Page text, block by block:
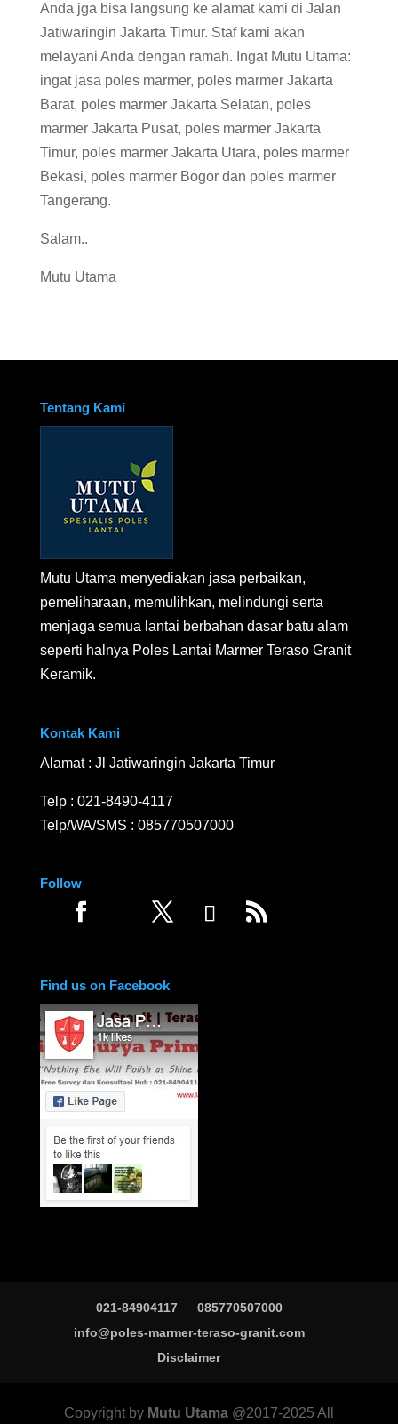
Anda jga bisa langsung ke alamat kami di Jalan
Jatiwaringin Jakarta Timur. Staf kami akan
melayani Anda dengan ramah. Ingat Mutu Utama:
ingat jasa poles marmer, poles marmer Jakarta
Barat, poles marmer Jakarta Selatan, poles
marmer Jakarta Pusat, poles marmer Jakarta
Timur, poles marmer Jakarta Utara, poles marmer
Bekasi, poles marmer Bogor dan poles marmer
Tangerang.
Salam..
Mutu Utama
Tentang Kami
Mutu Utama menyediakan jasa perbaikan,
pemeliharaan, memulihkan, melindungi serta
menjaga semua lantai berbahan dasar batu alam
seperti halnya Poles Lantai Marmer Teraso Granit
Keramik.
Kontak Kami
Alamat : Jl Jatiwaringin Jakarta Timur
Telp : 021-8490-4117
Telp/WA/SMS : 085770507000
Follow
Find us on Facebook
021-84904117
085770507000
info@poles-marmer-teraso-granit.com
Disclaimer
Copyright by Mutu Utama@2017-2025 All